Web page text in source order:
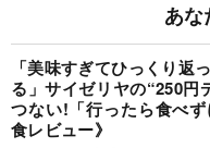
あ
「美味すぎてひっくり返
る」サイゼリヤの“250円
つない!「行ったら食べ
食レビュー》